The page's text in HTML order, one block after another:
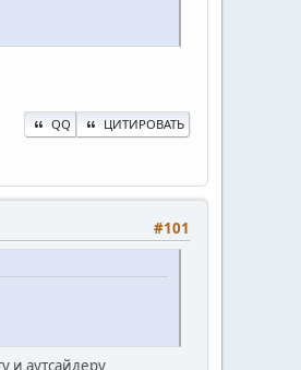
QQ ЦИТИРОВАТЬ
#101
и аутсайдеру